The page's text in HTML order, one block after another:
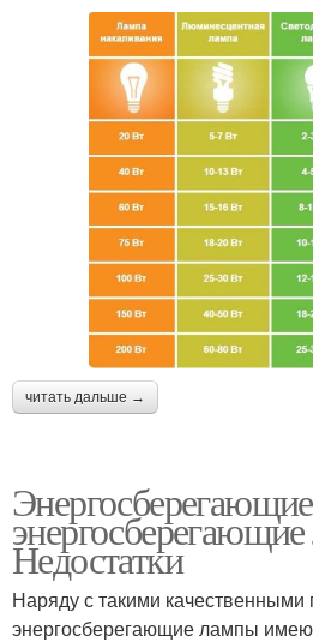
читать дальше →
Недостатки
Наряду с такими качественными
энергосберегающие лампы